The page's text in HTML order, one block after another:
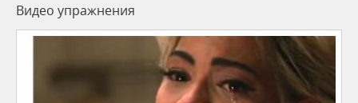
Видео упражнения